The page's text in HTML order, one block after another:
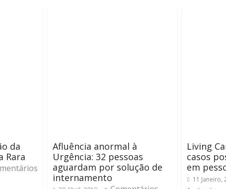
da
Rara
Afluência anormal à
Urgência: 32 pessoas
aguardam por solução de
internamento
Living
casos
em
11 Janeiro,